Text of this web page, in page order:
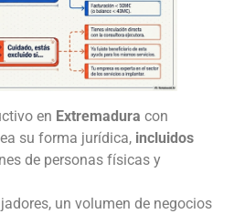
en Extremaduracon
su forma jurídica, incluidos
de personas físicas y
un volumen de negocios